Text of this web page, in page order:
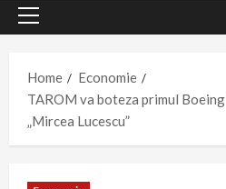
Primary
Home
Economie
TAROM va boteza primul
„Mircea Lucescu”